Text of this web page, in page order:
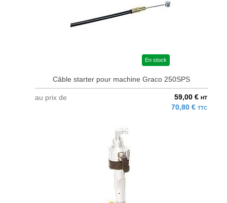
En stock
Câble starter pour machine Graco 250SPS
au prix de 59,00 € HT
70,80 € TTC